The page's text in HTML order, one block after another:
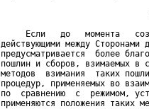
Если   до   момента
действующими между Сторонами
предусматривается  более
пошлин и сборов, взимаемых в
методов  взимания  таких
процедур, применяемых во
по  сравнению  с  режимом,
применяются положения таких